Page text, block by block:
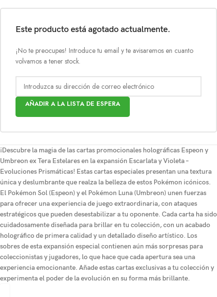
Este producto está agotado actualmente.
¡No te preocupes! Introduce tu email y te avisaremos en cuanto
volvamos a tener stock.
AÑADIR A LA LISTA DE ESPERA
¡Descubre la magia de las cartas promocionales holográficas Espeon y
Umbreon ex Tera Estelares en la expansión Escarlata y Violeta –
Evoluciones Prismáticas! Estas cartas especiales presentan una textura
única y deslumbrante que realza la belleza de estos Pokémon icónicos.
El Pokémon Sol (Espeon) y el Pokémon Luna (Umbreon) unen fuerzas
para ofrecer una experiencia de juego extraordinaria, con ataques
estratégicos que pueden desestabilizar a tu oponente. Cada carta ha sido
cuidadosamente diseñada para brillar en tu colección, con un acabado
holográfico de primera calidad y un detallado diseño artístico. Los
sobres de esta expansión especial contienen aún más sorpresas para
coleccionistas y jugadores, lo que hace que cada apertura sea una
experiencia emocionante. Añade estas cartas exclusivas a tu colección y
experimenta el poder de la evolución en su forma más brillante.